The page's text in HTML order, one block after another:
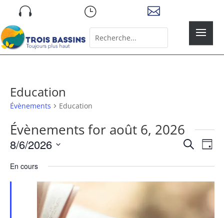
 } 
for...
Education
Évènements Education
Évènements for août 6, 2026
de
vues
Recherche
de
Jour
8/6/2026
une
date.
En cours